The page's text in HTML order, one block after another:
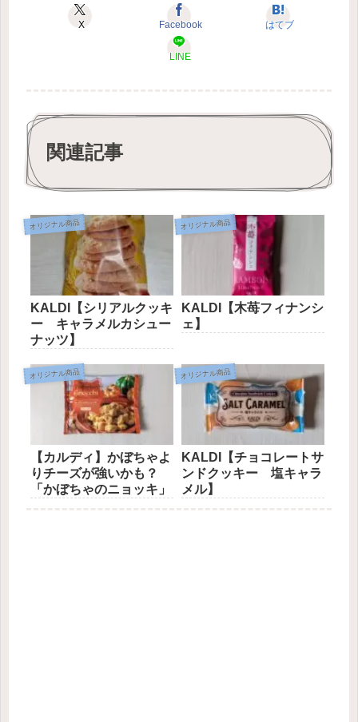
X Facebook はてブ
LINE
関連記事
オリジナル商品
KALDI【シリアルクッキ
ー キャラメルカシュー
ナッツ】
オリジナル商品
KALDI【木苺フィナンシ
ェ】
オリジナル商品
【カルディ】かぼちゃよ
りチーズが強いかも？
「かぼちゃのニョッキ」
オリジナル商品
KALDI【チョコレートサ
ンドクッキー 塩キャラ
メル】